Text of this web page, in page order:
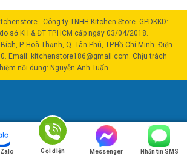
- Công ty TNHH Kitchen Store. GPDKKD:
sở KH & ĐT TP.HCM cấp ngày 03/04/2018.
P. Hoà Thạnh, Q. Tân Phú, TP.Hồ Chí Minh. Điện
Email: kitchenstore186@gmail.com. Chịu trách
nội dung: Nguyễn Anh Tuấn
Gọi điện Messenger Nhắn tin SMS